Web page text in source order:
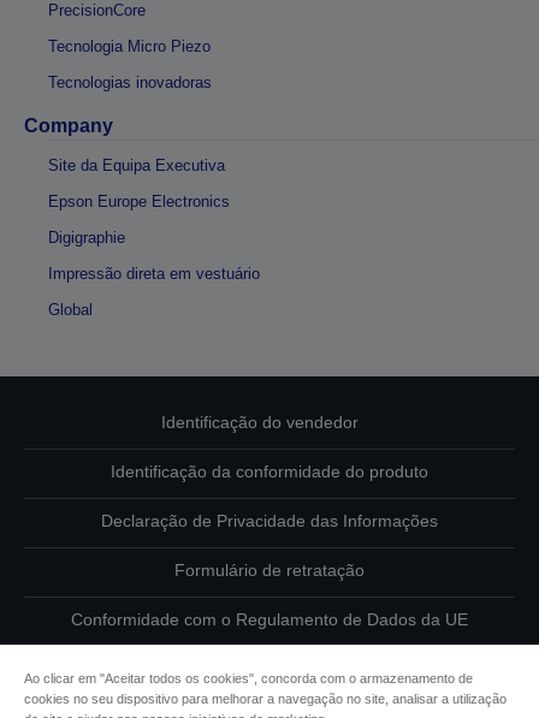
PrecisionCore
Tecnologia Micro Piezo
Tecnologias inovadoras
Company
Site da Equipa Executiva
Epson Europe Electronics
Digigraphie
Impressão direta em vestuário
Global
Identificação do vendedor
Identificação da conformidade do produto
Declaração de Privacidade das Informações
Formulário de retratação
Conformidade com o Regulamento de Dados da UE
Ao clicar em "Aceitar todos os cookies", concorda com o armazenamento de
cookies no seu dispositivo para melhorar a navegação no site, analisar a utilização